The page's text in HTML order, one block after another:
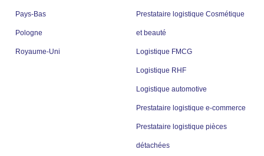
Pays-Bas
Pologne
Royaume-Uni
Prestataire logistique Cosmétique
et beauté
Logistique FMCG
Logistique RHF
Logistique automotive
Prestataire logistique e-commerce
Prestataire logistique pièces
détachées